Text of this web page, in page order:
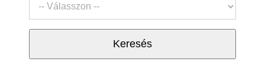
Keresés